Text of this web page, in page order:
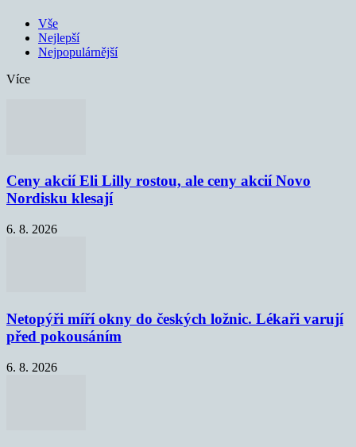
Vše
Nejlepší
Nejpopulárnější
Více
Ceny akcií Eli Lilly rostou, ale ceny akcií Novo
Nordisku klesají
6. 8. 2026
Netopýři míří okny do českých ložnic. Lékaři varují
před pokousáním
6. 8. 2026